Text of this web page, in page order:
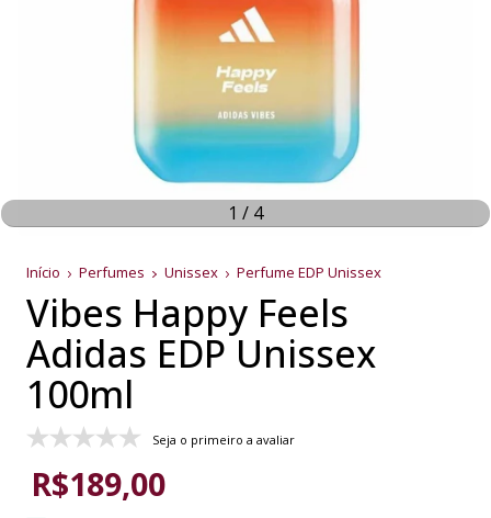
1 / 4
Início Perfumes Unissex Perfume EDP Unissex
Vibes Happy Feels
Adidas EDP Unissex
100ml
Seja o primeiro a avaliar
R$189,00